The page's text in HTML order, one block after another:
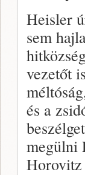
Heisler
sem
vezetőt
és a
megülni
Horovitz